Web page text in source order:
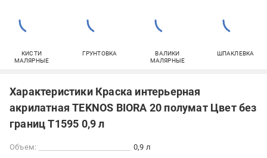
КИСТИ
МАЛЯРНЫЕ
ГРУНТОВКА
ВАЛИКИ
МАЛЯРНЫЕ
ШПАКЛЕВКА
Характеристики Краска интерьерная
акрилатная TEKNOS BIORA 20 полумат Цвет без
границ T1595 0,9 л
Объем: 0,9 л